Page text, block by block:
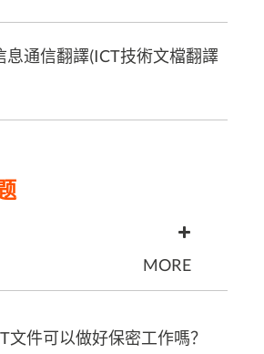
息通信翻譯(ICT技術文檔翻譯
MORE
文件可以做好保密工作嗎？